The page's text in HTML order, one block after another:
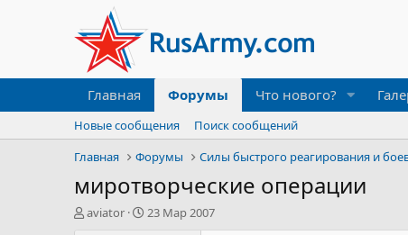
Главная Форумы Что нового?
Новые сообщения
Поиск сообщений
Главная
Форумы
миротворческие операции
А
aviator
Д
23 Мар 2007